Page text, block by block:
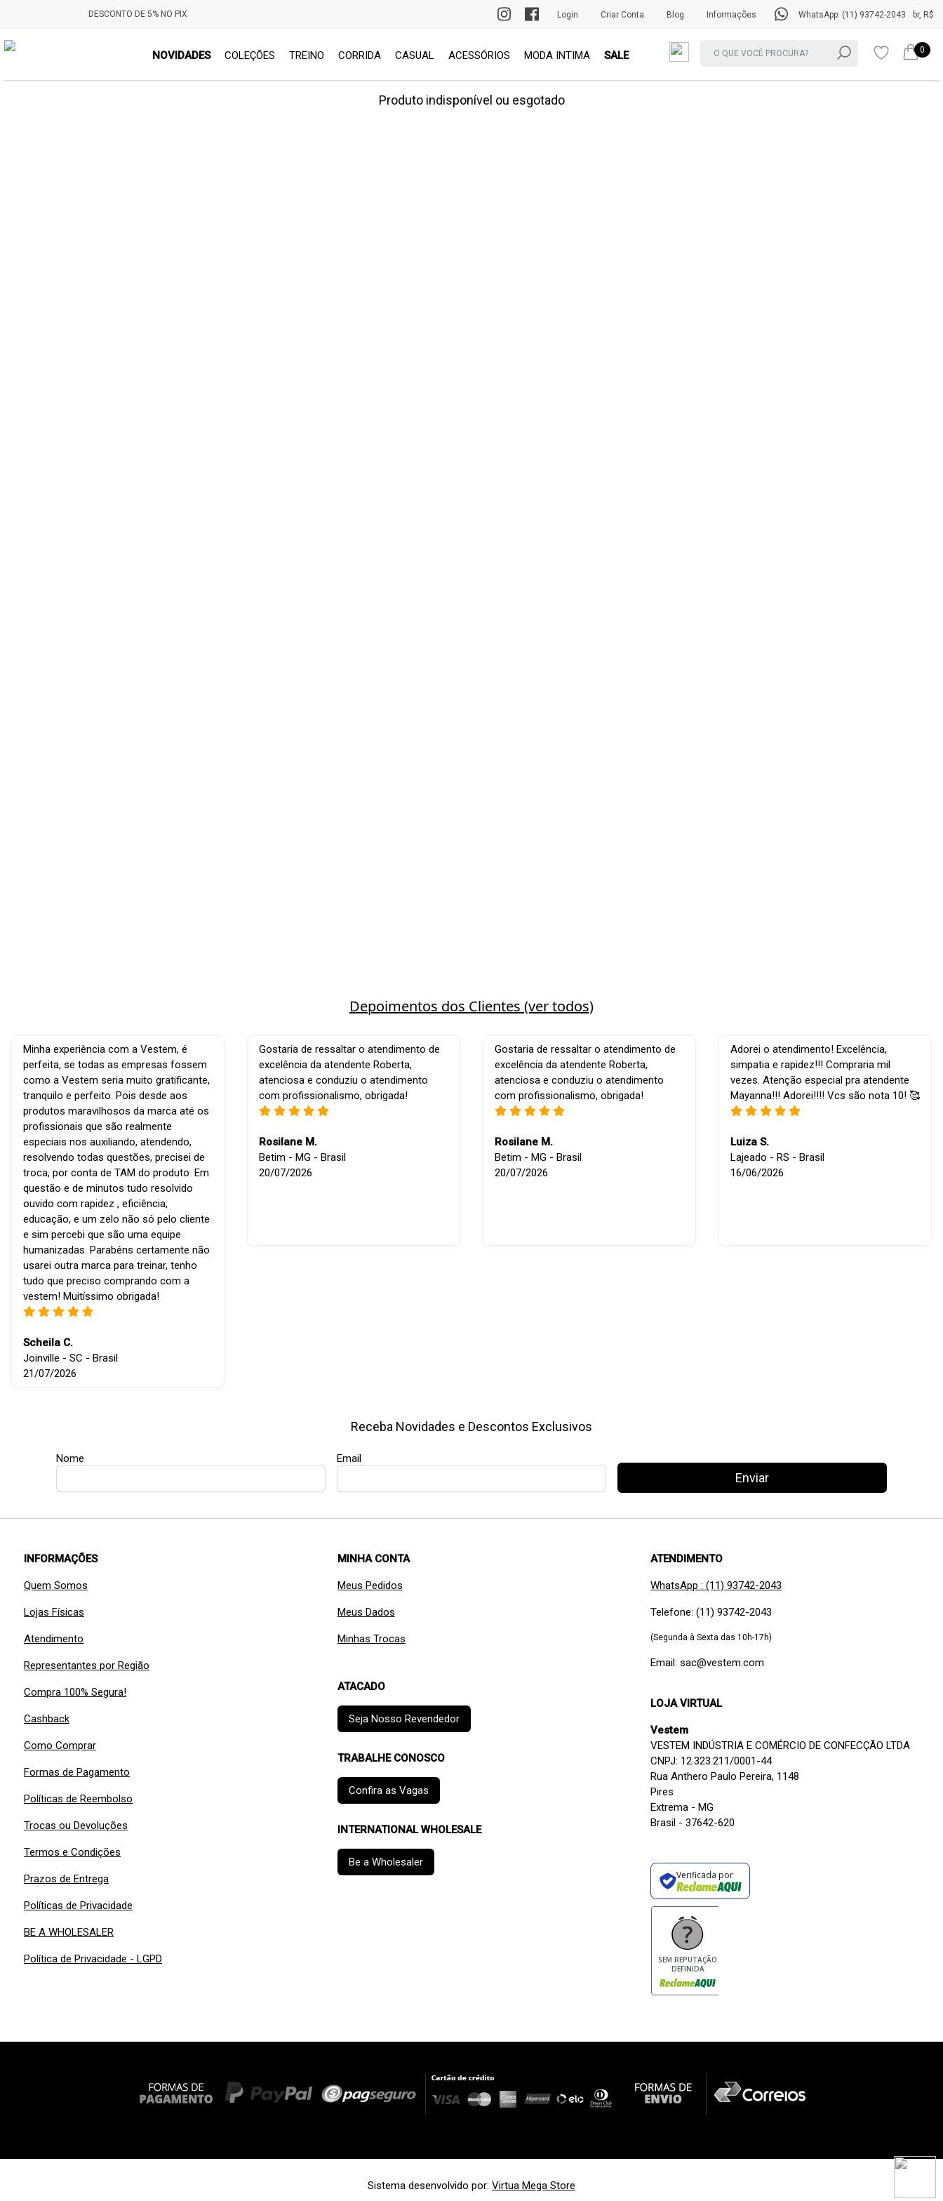
DESCONTO DE 5% NO PIX PRIMEIRA TROCA GRÁTIS br, R$
WhatsApp: (11) 93742-2043
Informações
Blog
Criar Conta
Login
NOVIDADES COLEÇÕES TREINO CORRIDA CASUAL ACESSÓRIOS MODA INTIMA SALE 0
Produto indisponível ou esgotado
Depoimentos dos Clientes (ver todos)
Minha experiência com a Vestem, é
perfeita, se todas as empresas fossem
como a Vestem seria muito gratificante,
tranquilo e perfeito. Pois desde aos
produtos maravilhosos da marca até os
profissionais que são realmente
especiais nos auxiliando, atendendo,
resolvendo todas questões, precisei de
troca, por conta de TAM do produto. Em
questão e de minutos tudo resolvido
ouvido com rapidez , eficiência,
educação, e um zelo não só pelo cliente
e sim percebi que são uma equipe
humanizadas. Parabéns certamente não
usarei outra marca para treinar, tenho
tudo que preciso comprando com a
vestem! Muitíssimo obrigada!
Scheila C.
Joinville - SC - Brasil
21/07/2026
Gostaria de ressaltar o atendimento de
excelência da atendente Roberta,
atenciosa e conduziu o atendimento
com profissionalismo, obrigada!
Rosilane M.
Betim - MG - Brasil
20/07/2026
Gostaria de ressaltar o atendimento de
excelência da atendente Roberta,
atenciosa e conduziu o atendimento
com profissionalismo, obrigada!
Rosilane M.
Betim - MG - Brasil
20/07/2026
Adorei o atendimento! Excelência,
simpatia e rapidez!!! Compraria mil
vezes. Atenção especial pra atendente
Mayanna!!! Adorei!!!! Vcs são nota 10! 🥰
Luiza S.
Lajeado - RS - Brasil
16/06/2026
Receba Novidades e Descontos Exclusivos
Nome Email
Enviar
INFORMAÇÕES
Quem Somos
Lojas Físicas
Atendimento
Representantes por Região
Compra 100% Segura!
Cashback
Como Comprar
Formas de Pagamento
Políticas de Reembolso
Trocas ou Devoluções
Termos e Condições
Prazos de Entrega
Políticas de Privacidade
BE A WHOLESALER
Política de Privacidade - LGPD
MINHA CONTA
Meus Pedidos
Meus Dados
Minhas Trocas
ATACADO
Seja Nosso Revendedor
TRABALHE CONOSCO
Confira as Vagas
INTERNATIONAL WHOLESALE
Be a Wholesaler
ATENDIMENTO
WhatsApp : (11) 93742-2043
Telefone: (11) 93742-2043
(Segunda à Sexta das 10h-17h)
Email: sac@vestem.com
LOJA VIRTUAL
Vestem
VESTEM INDÚSTRIA E COMÉRCIO DE CONFECÇÃO LTDA
CNPJ: 12.323.211/0001-44
Rua Anthero Paulo Pereira, 1148
Pires
Extrema - MG
Brasil - 37642-620
Verificada por
SEM REPUTAÇÃO
DEFINIDA
Sistema desenvolvido por: Virtua Mega Store